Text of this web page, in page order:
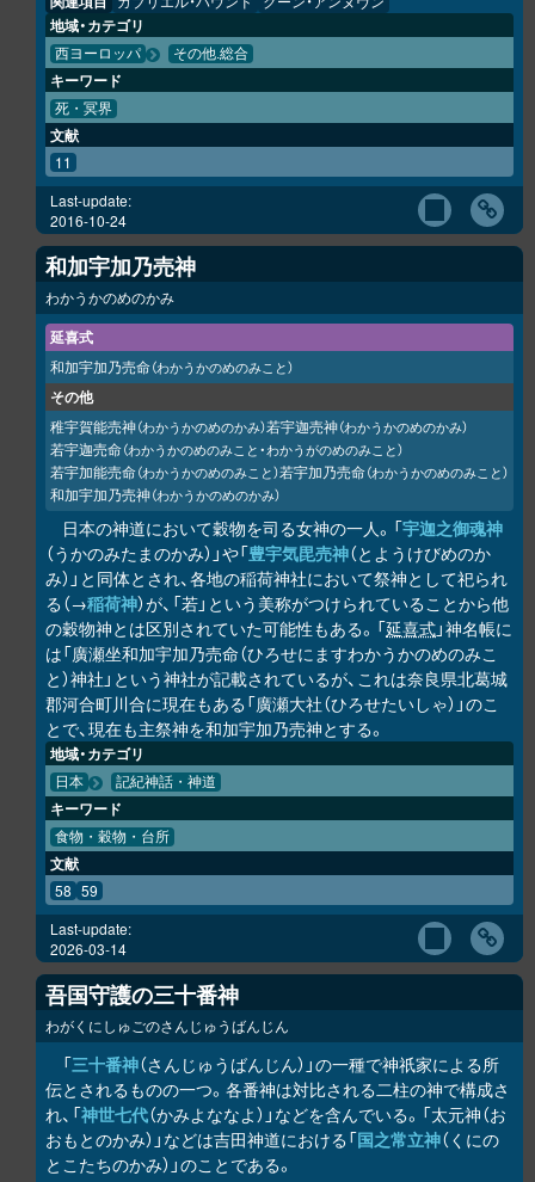
地域・カテゴリ
西ヨーロッパ その他.総合
キーワード
死・冥界
文献
11
Last-update:
2016-10-24
和加宇加乃売神
わかうかのめのかみ
延喜式
和加宇加乃売命（わかうかのめのみこと）
その他
稚宇賀能売神（わかうかのめのかみ）若宇迦売神（わかうかのめのかみ）
若宇迦売命（わかうかのめのみこと・わかうがのめのみこと）
若宇加能売命（わかうかのめのみこと）若宇加乃売命（わかうかのめのみこと）
和加宇加乃売神（わかうかのめのかみ）
日本の神道において穀物を司る女神の一人。「宇迦之御魂神
（うかのみたまのかみ）」や「豊宇気毘売神（とようけびめのか
み）」と同体とされ、各地の稲荷神社において祭神として祀られ
る（→稲荷神）が、「若」という美称がつけられていることから他
の穀物神とは区別されていた可能性もある。「延喜式」神名帳に
は「廣瀬坐和加宇加乃売命（ひろせにますわかうかのめのみこ
と）神社」という神社が記載されているが、これは奈良県北葛城
郡河合町川合に現在もある「廣瀬大社（ひろせたいしゃ）」のこ
とで、現在も主祭神を和加宇加乃売神とする。
地域・カテゴリ
日本 記紀神話・神道
キーワード
食物・穀物・台所
文献
58 59
Last-update:
2026-03-14
吾国守護の三十番神
わがくにしゅごのさんじゅうばんじん
「三十番神（さんじゅうばんじん）」の一種で神祇家による所
伝とされるものの一つ。各番神は対比される二柱の神で構成さ
れ、「神世七代（かみよななよ）」などを含んでいる。「太元神（お
おもとのかみ）」などは吉田神道における「国之常立神（くにの
とこたちのかみ）」のことである。